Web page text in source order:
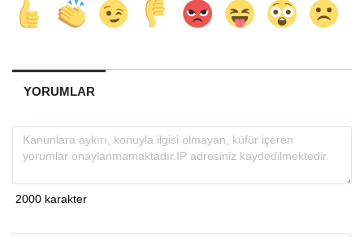
YORUMLAR